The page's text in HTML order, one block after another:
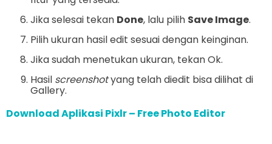
Jika selesai tekan Done, lalu pilih Save Image.
Pilih ukuran hasil edit sesuai dengan keinginan.
Jika sudah menetukan ukuran, tekan Ok.
Hasil screenshotyang telah diedit bisa dilihat di
Gallery.
Download Aplikasi Pixlr – Free Photo Editor